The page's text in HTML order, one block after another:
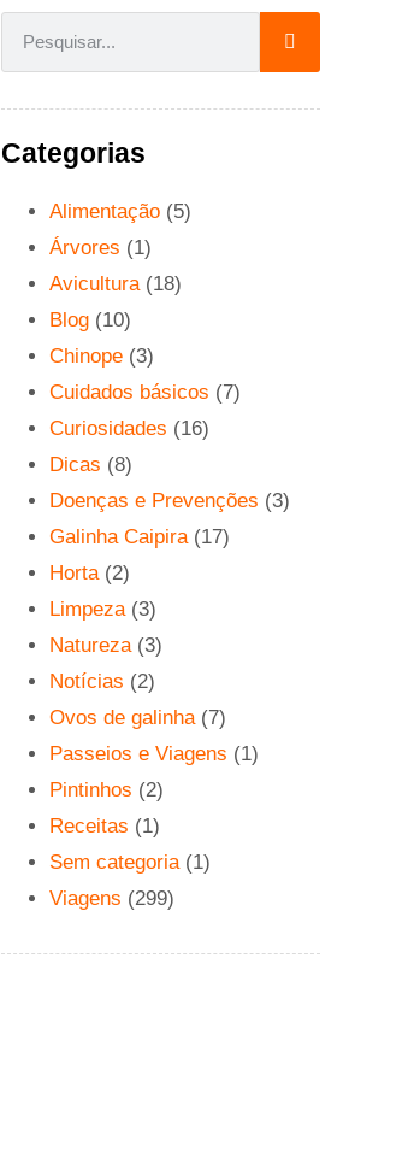
Categorias
Alimentação (5)
Árvores (1)
Avicultura (18)
Blog (10)
Chinope (3)
Cuidados básicos (7)
Curiosidades (16)
Dicas (8)
Doenças e Prevenções (3)
Galinha Caipira (17)
Horta (2)
Limpeza (3)
Natureza (3)
Notícias (2)
Ovos de galinha (7)
Passeios e Viagens (1)
Pintinhos (2)
Receitas (1)
Sem categoria (1)
Viagens (299)